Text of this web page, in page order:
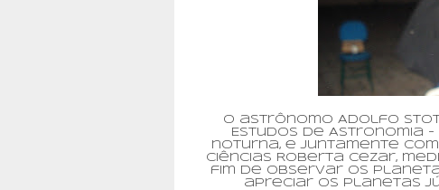
O astrônomo Adolfo
Estudos de Astronomia
noturna, e juntamente
Ciências Roberta Cezar,
fim de observar os
apreciar os planetas